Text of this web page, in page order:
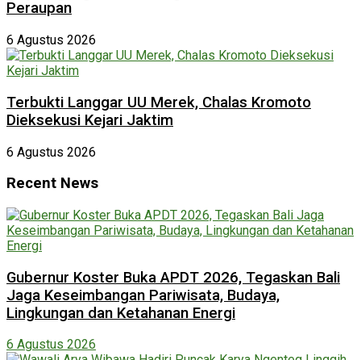
Peraupan
6 Agustus 2026
Terbukti Langgar UU Merek, Chalas Kromoto
Dieksekusi Kejari Jaktim
6 Agustus 2026
Recent News
Gubernur Koster Buka APDT 2026, Tegaskan Bali
Jaga Keseimbangan Pariwisata, Budaya,
Lingkungan dan Ketahanan Energi
6 Agustus 2026